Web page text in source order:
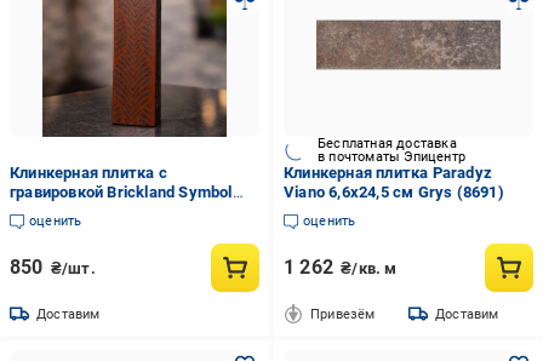
Клинкерная плитка с
гравировкой Brickland Symbol
Tile 10
оценить
850 ₴/шт.
Доставим
Бесплатная доставка
в почтоматы Эпицентр
Клинкерная плитка Paradyz
Viano 6,6x24,5 см Grys (8691)
оценить
1 262 ₴/кв. м
Привезём Доставим